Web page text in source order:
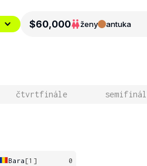
$60,000 ženy antuka
čtvrtfinále
Bara [1]
0